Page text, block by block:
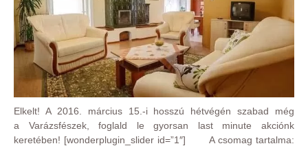
Elkelt! A 2016. március 15.-i hosszú hétvégén szabad még
a Varázsfészek, foglald le gyorsan last minute akciónk
keretében! [wonderplugin_slider id=”1″] A csomag tartalma: